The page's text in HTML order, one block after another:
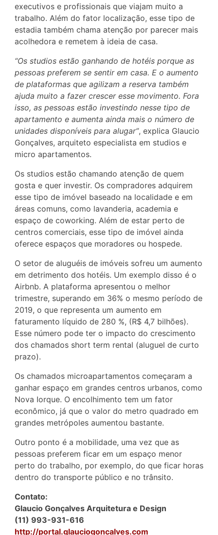
executivos e profissionais que viajam muito a
trabalho. Além do fator localização, esse tipo de
estadia também chama atenção por parecer mais
acolhedora e remetem à ideia de casa.
“Os studios estão ganhando de hotéis porque as
pessoas preferem se sentir em casa. E o aumento
de plataformas que agilizam a reserva também
ajuda muito a fazer crescer esse movimento. Fora
isso, as pessoas estão investindo nesse tipo de
apartamento e aumenta ainda mais o número de
unidades disponíveis para alugar”, explica Glaucio
Gonçalves, arquiteto especialista em studios e
micro apartamentos.
Os studios estão chamando atenção de quem
gosta e quer investir. Os compradores adquirem
esse tipo de imóvel baseado na localidade e em
áreas comuns, como lavanderia, academia e
espaço de coworking. Além de estar perto de
centros comerciais, esse tipo de imóvel ainda
oferece espaços que moradores ou hospede.
O setor de aluguéis de imóveis sofreu um aumento
em detrimento dos hotéis. Um exemplo disso é o
Airbnb. A plataforma apresentou o melhor
trimestre, superando em 36% o mesmo período de
2019, o que representa um aumento em
faturamento líquido de 280 %, (R$ 4,7 bilhões).
Esse número pode ter o impacto do crescimento
dos chamados short term rental (aluguel de curto
prazo).
Os chamados microapartamentos começaram a
ganhar espaço em grandes centros urbanos, como
Nova Iorque. O encolhimento tem um fator
econômico, já que o valor do metro quadrado em
grandes metrópoles aumentou bastante.
Outro ponto é a mobilidade, uma vez que as
pessoas preferem ficar em um espaço menor
perto do trabalho, por exemplo, do que ficar horas
dentro do transporte público e no trânsito.
Contato:
Glaucio Gonçalves Arquitetura e Design
(11) 993-931-616
http://portal.glauciogoncalves.com